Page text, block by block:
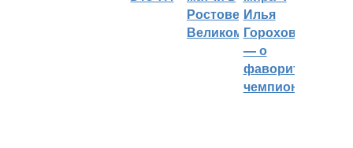
Ростове
Великом
Илья
Горохов
— о
фаворитах
чемпионата